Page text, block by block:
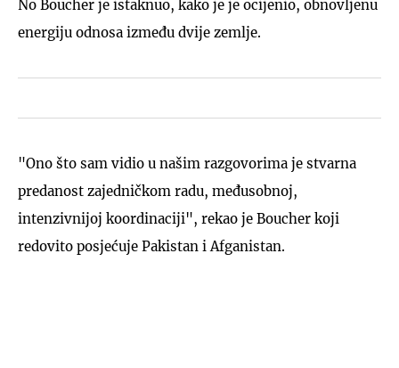
No Boucher je istaknuo, kako je je ocijenio, obnovljenu
energiju odnosa između dvije zemlje.
"Ono što sam vidio u našim razgovorima je stvarna
predanost zajedničkom radu, međusobnoj,
intenzivnijoj koordinaciji", rekao je Boucher koji
redovito posjećuje Pakistan i Afganistan.